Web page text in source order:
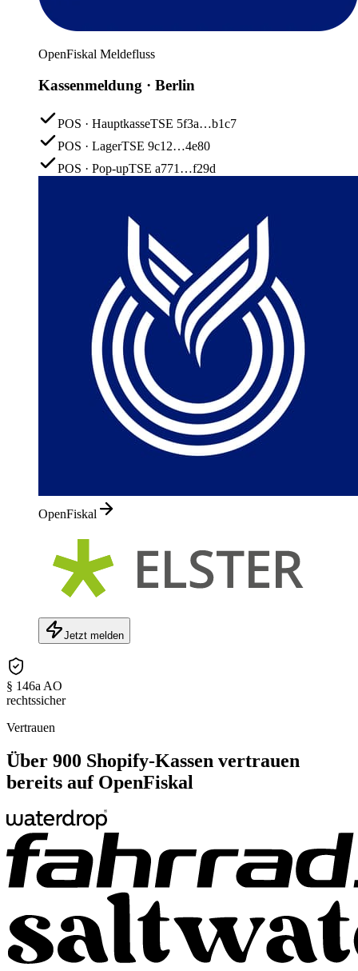
OpenFiskal Meldefluss
Kassenmeldung · Berlin
POS · HauptkasseTSE 5f3a…b1c7
POS · LagerTSE 9c12…4e80
POS · Pop-upTSE a771…f29d
OpenFiskal
Jetzt melden
§ 146a AO
rechtssicher
Vertrauen
Über 900 Shopify-Kassen vertrauen
bereits auf OpenFiskal